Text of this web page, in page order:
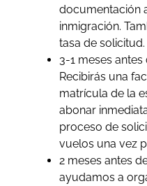
documentación
inmigración.
tasa de solicitud.
3-1 meses
Recibirás una
matrícula de la
abonar
proceso de
vuelos una vez
2 meses antes
ayudamos a